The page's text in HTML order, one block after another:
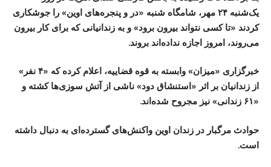
یک‌شنبه ۲۴ مهر، شامگاه شنبه «در و پنجره‌های اوین» را جوشکاری
کردند «تا کسی نتواند بیرون برود» و به زندانیانی که برای کار بیرون
می‌روند، امروز اجازه نداده‌اند بروند.
خبرگزاری «میزان» وابسته به قوه قضاییه، اعلام کرده که «۴ نفر»
از زندانیان بر اثر «استنشاق دود» ناشی از آتش سوزی‌ها کشته و
«۶۱ زندانی» نیز مجروح شده‌اند.
حوادث مرگبار در زندان اوین واکنش‌های گسترده‌ای به دنبال داشته
است.